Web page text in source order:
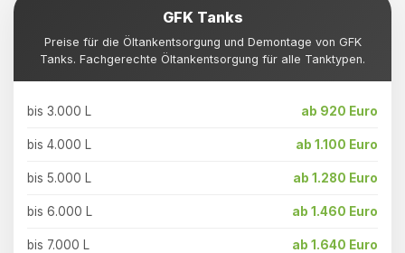
GFK Tanks
Preise für die Öltankentsorgung und Demontage von GFK
Tanks. Fachgerechte Öltankentsorgung für alle Tanktypen.
bis 3.000 L ab 920 Euro
bis 4.000 L ab 1.100 Euro
bis 5.000 L ab 1.280 Euro
bis 6.000 L ab 1.460 Euro
bis 7.000 L ab 1.640 Euro